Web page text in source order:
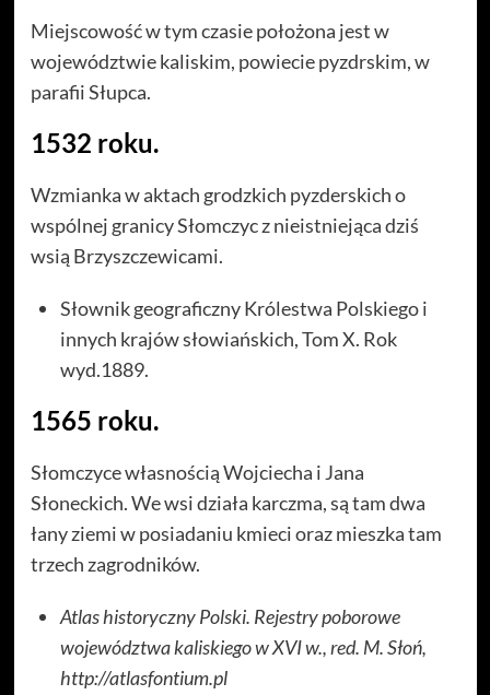
Miejscowość w tym czasie położona jest w
województwie kaliskim, powiecie pyzdrskim, w
parafii Słupca.
1532 roku.
Wzmianka w aktach grodzkich pyzderskich o
wspólnej granicy Słomczyc z nieistniejąca dziś
wsią Brzyszczewicami.
Słownik geograficzny Królestwa Polskiego i
innych krajów słowiańskich, Tom X. Rok
wyd.1889.
1565 roku.
Słomczyce własnością Wojciecha i Jana
Słoneckich. We wsi działa karczma, są tam dwa
łany ziemi w posiadaniu kmieci oraz mieszka tam
trzech zagrodników.
Atlas historyczny Polski. Rejestry poborowe
województwa kaliskiego w XVI w., red. M. Słoń,
http://atlasfontium.pl